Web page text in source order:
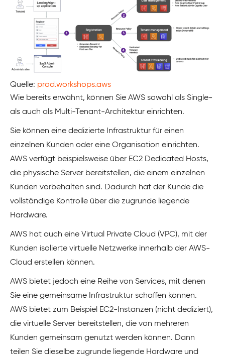
Quelle: prod.workshops.aws
Wie bereits erwähnt, können Sie AWS sowohl als Single-
als auch als Multi-Tenant-Architektur einrichten.
Sie können eine dedizierte Infrastruktur für einen
einzelnen Kunden oder eine Organisation einrichten.
AWS verfügt beispielsweise über EC2 Dedicated Hosts,
die physische Server bereitstellen, die einem einzelnen
Kunden vorbehalten sind. Dadurch hat der Kunde die
vollständige Kontrolle über die zugrunde liegende
Hardware.
AWS hat auch eine Virtual Private Cloud (VPC), mit der
Kunden isolierte virtuelle Netzwerke innerhalb der AWS-
Cloud erstellen können.
AWS bietet jedoch eine Reihe von Services, mit denen
Sie eine gemeinsame Infrastruktur schaffen können.
AWS bietet zum Beispiel EC2-Instanzen (nicht dediziert),
die virtuelle Server bereitstellen, die von mehreren
Kunden gemeinsam genutzt werden können. Dann
teilen Sie dieselbe zugrunde liegende Hardware und